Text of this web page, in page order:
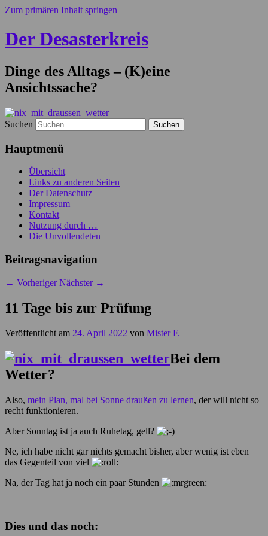
Zum primären Inhalt springen
Der Desasterkreis
Dinge des Alltags – (K)eine
Ansichtssache?
Suchen
Hauptmenü
Übersicht
Links zu anderen Seiten
Der Datenschutz
Impressum
Kontakt
Nutzung durch …
Die Unvollendeten
Beitragsnavigation
← Vorheriger Nächster →
11 Tage bis zur Prüfung
Veröffentlicht am 24. April 2022 von Mister F.
Bei dem
Wetter?
Also, mein Plan, mal bei Sonne draußen zu lernen, der will nicht so
recht funktionieren.
Aber Sonntag ist ja auch Ruhetag, gell?
Ne, ich habe nicht gar nichts gemacht bisher, aber wenig ist eben
das Gegenteil von viel
Na, der Tag hat ja noch ein paar Stunden
Dies und das noch: